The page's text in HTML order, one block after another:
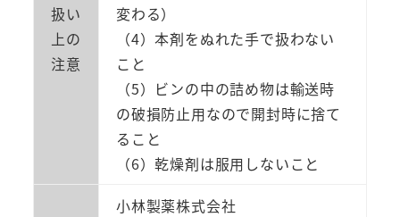
扱い
上の
注意
変わる）
（4）本剤をぬれた手で扱わない
こと
（5）ビンの中の詰め物は輸送時
の破損防止用なので開封時に捨て
ること
（6）乾燥剤は服用しないこと
小林製薬株式会社